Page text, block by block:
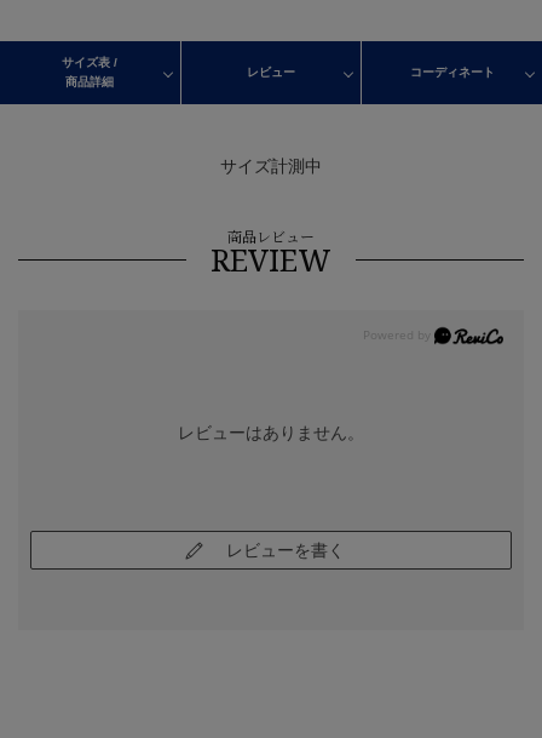
サイズ表 /
商品詳細
レビュー コーディネート
サイズ計測中
商品レビュー
REVIEW
レビューはありません。
レビューを書く